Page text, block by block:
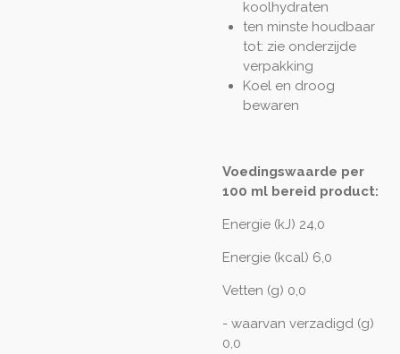
koolhydraten
ten minste houdbaar
tot: zie onderzijde
verpakking
Koel en droog
bewaren
Voedingswaarde per
100 ml bereid product:
Energie (kJ) 24,0
Energie (kcal) 6,0
Vetten (g) 0,0
- waarvan verzadigd (g)
0,0